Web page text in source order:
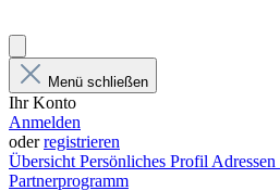
Menü schließen
Ihr Konto
Anmelden
oderregistrieren
Übersicht Persönliches Profil Adressen
Partnerprogramm